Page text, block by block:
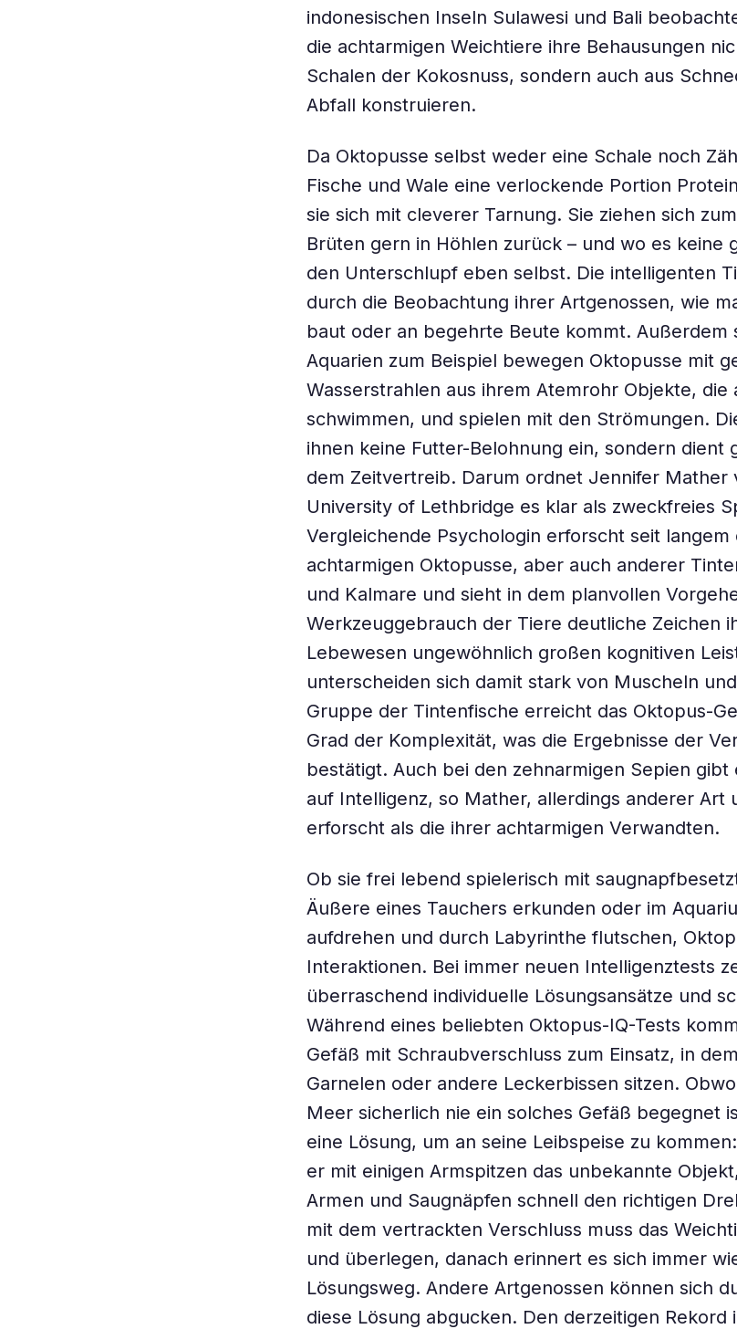
indonesischen Inseln Sulawesi und Bali
die achtarmigen Weichtiere ihre Behausungen
Schalen der Kokosnuss, sondern auch aus
Abfall konstruieren.
Da Oktopusse selbst weder eine Schale noch
Fische und Wale eine verlockende Portion
sie sich mit cleverer Tarnung. Sie ziehen sich
Brüten gern in Höhlen zurück – und wo es keine
den Unterschlupf eben selbst. Die intelligenten
durch die Beobachtung ihrer Artgenossen, wie
baut oder an begehrte Beute kommt. Außerdem
Aquarien zum Beispiel bewegen Oktopusse mit
Wasserstrahlen aus ihrem Atemrohr Objekte, die
schwimmen, und spielen mit den Strömungen.
ihnen keine Futter-Belohnung ein, sondern dient
dem Zeitvertreib. Darum ordnet Jennifer Mather
University of Lethbridge es klar als zweckfreies
Vergleichende Psychologin erforscht seit langem
achtarmigen Oktopusse, aber auch anderer
und Kalmare und sieht in dem planvollen
Werkzeuggebrauch der Tiere deutliche Zeichen
Lebewesen ungewöhnlich großen kognitiven
unterscheiden sich damit stark von Muscheln
Gruppe der Tintenfische erreicht das Oktopus-
Grad der Komplexität, was die Ergebnisse der
bestätigt. Auch bei den zehnarmigen Sepien gibt
auf Intelligenz, so Mather, allerdings anderer Art
erforscht als die ihrer achtarmigen Verwandten.
Ob sie frei lebend spielerisch mit
Äußere eines Tauchers erkunden oder im
aufdrehen und durch Labyrinthe flutschen,
Interaktionen. Bei immer neuen Intelligenztests
überraschend individuelle Lösungsansätze und
Während eines beliebten Oktopus-IQ-Tests
Gefäß mit Schraubverschluss zum Einsatz, in
Garnelen oder andere Leckerbissen sitzen.
Meer sicherlich nie ein solches Gefäß begegnet
eine Lösung, um an seine Leibspeise zu
er mit einigen Armspitzen das unbekannte
Armen und Saugnäpfen schnell den richtigen
mit dem vertrackten Verschluss muss das
und überlegen, danach erinnert es sich immer
Lösungsweg. Andere Artgenossen können sich
diese Lösung abgucken. Den derzeitigen Rekord